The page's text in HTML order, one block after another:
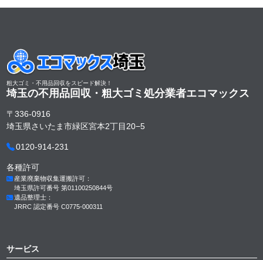
粗大ゴミ・不用品回収をスピード解決！
埼玉の不用品回収・粗大ゴミ処分業者エコマックス
〒336-0916
埼玉県さいたま市緑区宮本2丁目20−5
0120-914-231
各種許可
産業廃棄物収集運搬許可：
埼玉県許可番号 第01100250844号
遺品整理士：
JRRC 認定番号 C0775-000311
サービス